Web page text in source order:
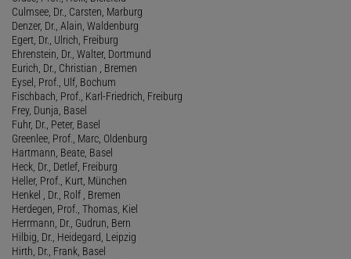
Culmsee, Dr., Carsten, Marburg
Denzer, Dr., Alain, Waldenburg
Egert, Dr., Ulrich, Freiburg
Ehrenstein, Dr., Walter, Dortmund
Eurich, Dr., Christian , Bremen
Eysel, Prof., Ulf, Bochum
Fischbach, Prof., Karl-Friedrich, Freiburg
Frey, Dunja, Basel
Fuhr, Dr., Peter, Basel
Greenlee, Prof., Marc, Oldenburg
Hartmann, Beate, Basel
Heck, Dr., Detlef, Freiburg
Heller, Prof., Kurt, München
Henkel , Dr., Rolf , Bremen
Herdegen, Prof., Thomas, Kiel
Herrmann, Dr., Gudrun, Bern
Hilbig, Dr., Heidegard, Leipzig
Hirth, Dr., Frank, Basel